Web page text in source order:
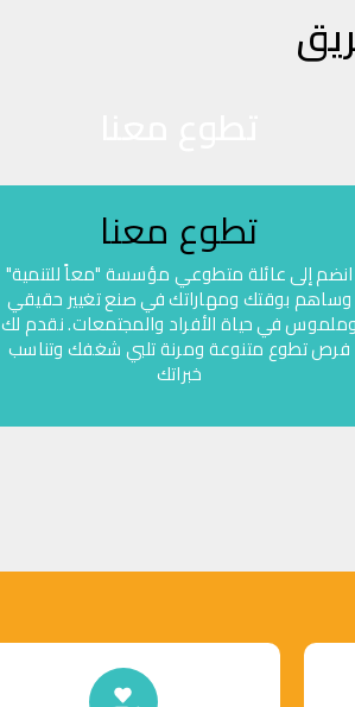
تطوع معنا
انضم إلى عائلة متطوعي مؤسسة "معاً للتنمية"
وساهم بوقتك ومهاراتك في صنع تغيير حقيقي
وملموس في حياة الأفراد والمجتمعات. نقدم لك
فرص تطوع متنوعة ومرنة تلبي شغفك وتناسب
خبراتك